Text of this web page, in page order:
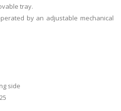
tray.
by an adjustable mechanical
side